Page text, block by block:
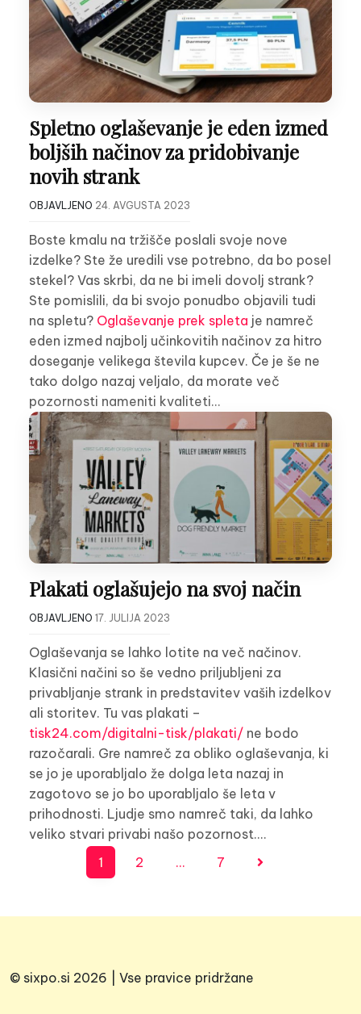
Spletno oglaševanje je eden izmed
boljših načinov za pridobivanje
novih strank
OBJAVLJENO 24. AVGUSTA 2023
Boste kmalu na tržišče poslali svoje nove
izdelke? Ste že uredili vse potrebno, da bo posel
stekel? Vas skrbi, da ne bi imeli dovolj strank?
Ste pomislili, da bi svojo ponudbo objavili tudi
na spletu? Oglaševanje prek spleta je namreč
eden izmed najbolj učinkovitih načinov za hitro
doseganje velikega števila kupcev. Če je še ne
tako dolgo nazaj veljalo, da morate več
pozornosti nameniti kvaliteti…
Plakati oglašujejo na svoj način
OBJAVLJENO 17. JULIJA 2023
Oglaševanja se lahko lotite na več načinov.
Klasični načini so še vedno priljubljeni za
privabljanje strank in predstavitev vaših izdelkov
ali storitev. Tu vas plakati –
tisk24.com/digitalni-tisk/plakati/ ne bodo
razočarali. Gre namreč za obliko oglaševanja, ki
se jo je uporabljalo že dolga leta nazaj in
zagotovo se jo bo uporabljalo še leta v
prihodnosti. Ljudje smo namreč taki, da lahko
veliko stvari privabi našo pozornost.…
Številčenje
1 2 … 7
© sixpo.si 2026 | Vse pravice pridržane